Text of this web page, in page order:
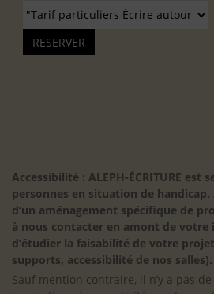
Accessibilité : ALEPH-ÉCRITURE est
personnes en situation de handicap.
d’un aménagement spécifique de
à nous contacter en amont de
d’étudier la faisabilité de votre
supports, accessibilité de nos salles).
Sauf mention contraire, il n’y a pas